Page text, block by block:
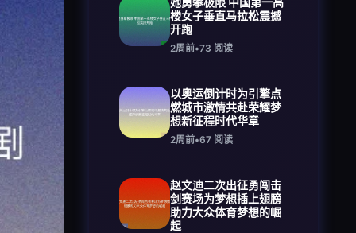
楼女子垂直马拉松震撼
开跑
2周前•73 阅读
以奥运倒计时为引擎点
燃城市激情共赴荣耀梦
想新征程时代华章
2周前•67 阅读
赵文迪二次出征勇闯击
剑赛场为梦想插上翅膀
助力大众体育梦想的崛
起